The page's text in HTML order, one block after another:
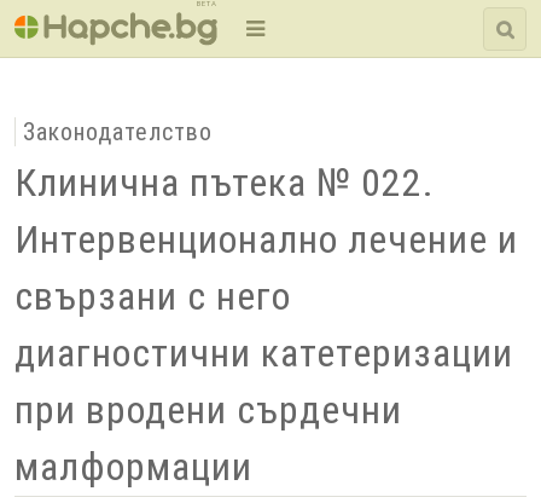
BETA
Законодателство
Клинична пътека № 022.
Интервенционално лечение и
свързани с него
диагностични катетеризации
при вродени сърдечни
малформации